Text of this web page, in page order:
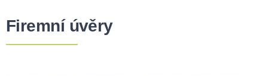
Firemní úvěry